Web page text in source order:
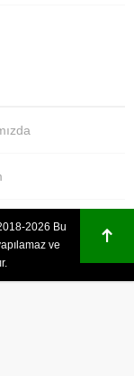
2026 Bu
ve